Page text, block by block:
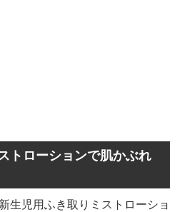
トローションで肌かぶれ
生児用ふき取りミストローショ